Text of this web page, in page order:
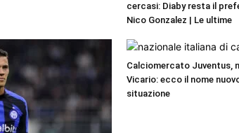
cercasi: Diaby resta il
Nico Gonzalez | Le ultime
Calciomercato Juventus,
Vicario: ecco il nome
situazione